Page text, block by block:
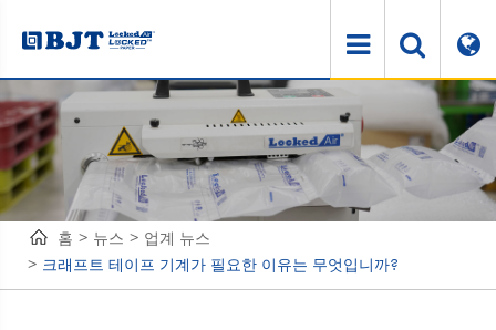
홈 뉴스
업계 뉴스
크래프트 테이프 기계가 필요한 이유는 무엇입니까?